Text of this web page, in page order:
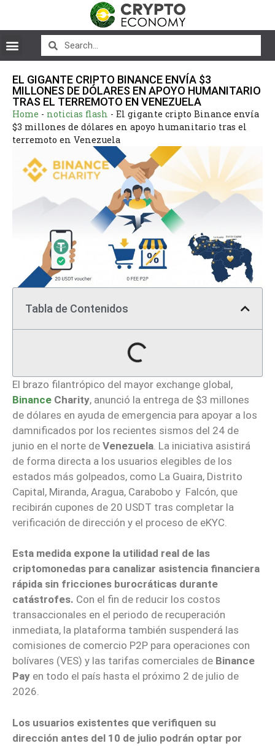
EL GIGANTE CRIPTO BINANCE ENVÍA $3
MILLONES DE DÓLARES EN APOYO HUMANITARIO
TRAS EL TERREMOTO EN VENEZUELA
Home - noticias flash - El gigante cripto Binance envía
$3 millones de dólares en apoyo humanitario tras el
terremoto en Venezuela
Tabla de Contenidos
El brazo filantrópico del mayor exchange global,
Binance Charity, anunció la entrega de $3 millones
de dólares en ayuda de emergencia para apoyar a los
damnificados por los recientes sismos del 24 de
junio en el norte de Venezuela . La iniciativa asistirá
de forma directa a los usuarios elegibles de los
estados más golpeados, como La Guaira, Distrito
Capital, Miranda, Aragua, Carabobo y Falcón, que
recibirán cupones de 20 USDT tras completar la
verificación de dirección y el proceso de eKYC.
Esta medida expone la utilidad real de las
criptomonedas para canalizar asistencia financiera
rápida sin fricciones burocráticas durante
catástrofes. Con el fin de reducir los costos
transaccionales en el periodo de recuperación
inmediata, la plataforma también suspenderá las
comisiones de comercio P2P para operaciones con
bolívares (VES) y las tarifas comerciales de Binance
Pay en todo el país hasta el próximo 2 de julio de
2026.
Los usuarios existentes que verifiquen su
dirección antes del 10 de julio podrán optar por